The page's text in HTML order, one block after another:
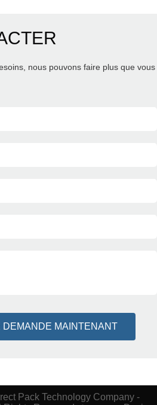
nous pouvons faire plus que vous
DEMANDE MAINTENANT
Pack Technology Company -